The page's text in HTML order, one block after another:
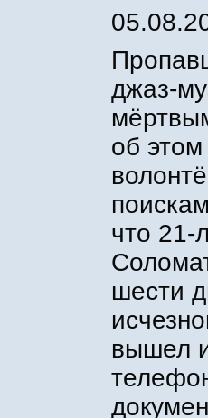
джаз-
об
что 21-
шести
вышел